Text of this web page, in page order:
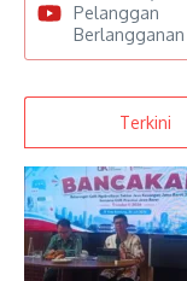
Pelanggan
Berlangganan
Terkini